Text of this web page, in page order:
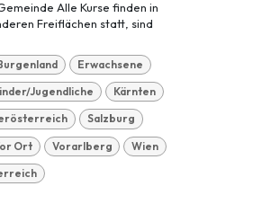
Alle Kurse finden in
Freiflächen statt, sind
Erwachsene
Jugendliche Kärnten
Salzburg
Ort Vorarlberg Wien